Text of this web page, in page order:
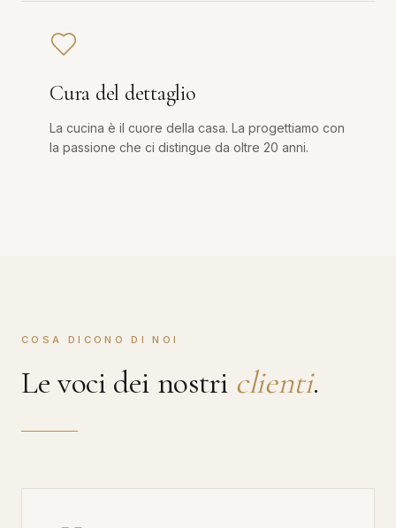
Cura del dettaglio
La cucina è il cuore della casa. La progettiamo con
la passione che ci distingue da oltre 20 anni.
COSA DICONO DI NOI
Le voci dei nostri clienti.